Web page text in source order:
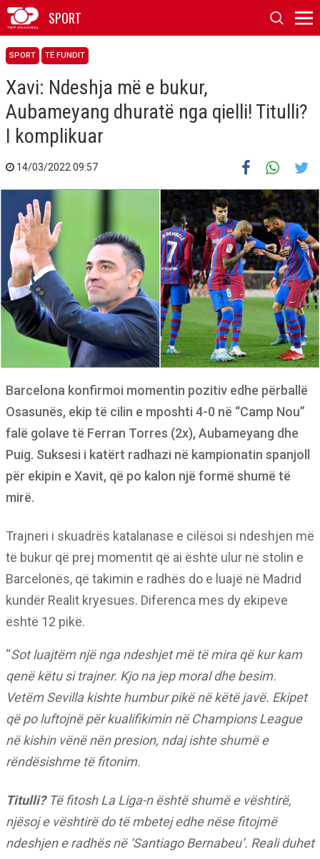
SPORT
SPORT TË FUNDIT
Xavi: Ndeshja më e bukur,
Aubameyang dhuratë nga qielli! Titulli?
I komplikuar
14/03/2022 09:57
Barcelona konfirmoi momentin pozitiv edhe përballë
Osasunës, ekip të cilin e mposhti 4-0 në “Camp Nou”
falë golave të Ferran Torres (2x), Aubameyang dhe
Puig. Suksesi i katërt radhazi në kampionatin spanjoll
për ekipin e Xavit, që po kalon një formë shumë të
mirë.
Trajneri i skuadrës katalanase e cilësoi si ndeshjen më
të bukur që prej momentit që ai është ulur në stolin e
Barcelonës, që takimin e radhës do e luajë në Madrid
kundër Realit kryesues. Diferenca mes dy ekipeve
është 12 pikë.
“Sot luajtëm një nga ndeshjet më të mira që kur kam
qenë këtu si trajner. Kjo na jep moral dhe besim.
Vetëm Sevilla kishte humbur pikë në këtë javë. Ekipet
që po luftojnë për kualifikimin në Champions League
në kishin vënë nën presion, ndaj ishte shumë e
rëndësishme të fitonim.
Titulli?Të fitosh La Liga-n është shumë e vështirë,
njësoj e vështirë do të mbetej edhe nëse fitojmë
ndeshjen e radhës në ‘Santiago Bernabeu’. Reali duhet